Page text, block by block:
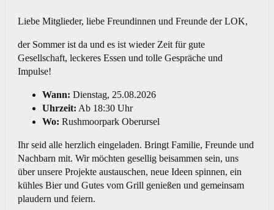
Liebe Mitglieder, liebe Freundinnen und Freunde der LOK,
der Sommer ist da und es ist wieder Zeit für gute
Gesellschaft, leckeres Essen und tolle Gespräche und
Impulse!
Wann: Dienstag, 25.08.2026
Uhrzeit: Ab 18:30 Uhr
Wo: Rushmoorpark Oberursel
Ihr seid alle herzlich eingeladen. Bringt Familie, Freunde und
Nachbarn mit. Wir möchten gesellig beisammen sein, uns
über unsere Projekte austauschen, neue Ideen spinnen, ein
kühles Bier und Gutes vom Grill genießen und gemeinsam
plaudern und feiern.